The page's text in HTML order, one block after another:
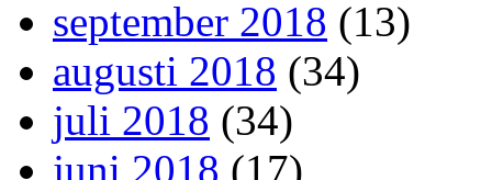
september 2018 (13)
augusti 2018 (34)
juli 2018 (34)
juni 2018 (17)